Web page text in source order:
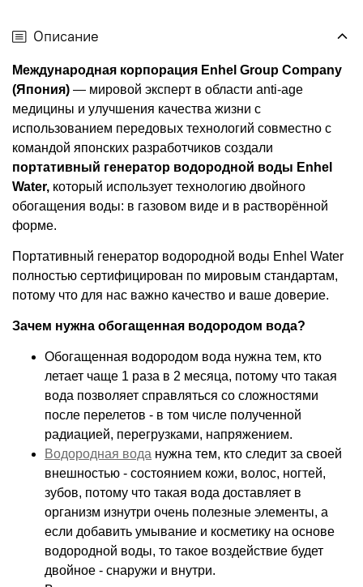
Описание
Международная корпорация Enhel Group Company
(Япония) — мировой эксперт в области anti-age
медицины и улучшения качества жизни с
использованием передовых технологий совместно с
командой японских разработчиков создали
портативный генератор водородной воды Enhel
Water, который использует технологию двойного
обогащения воды: в газовом виде и в растворённой
форме.
Портативный генератор водородной воды Enhel Water
полностью сертифицирован по мировым стандартам,
потому что для нас важно качество и ваше доверие.
Зачем нужна обогащенная водородом вода?
Обогащенная водородом вода нужна тем, кто
летает чаще 1 раза в 2 месяца, потому что такая
вода позволяет справляться со сложностями
после перелетов - в том числе полученной
радиацией, перегрузками, напряжением.
Водородная вода нужна тем, кто следит за своей
внешностью - состоянием кожи, волос, ногтей,
зубов, потому что такая вода доставляет в
организм изнутри очень полезные элементы, а
если добавить умывание и косметику на основе
водородной воды, то такое воздействие будет
двойное - снаружи и внутри.